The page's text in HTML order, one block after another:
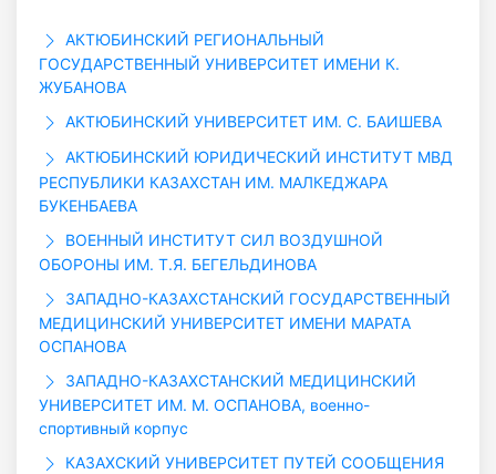
АКТЮБИНСКИЙ РЕГИОНАЛЬНЫЙ
ГОСУДАРСТВЕННЫЙ УНИВЕРСИТЕТ ИМЕНИ К.
ЖУБАНОВА
АКТЮБИНСКИЙ УНИВЕРСИТЕТ ИМ. С. БАИШЕВА
АКТЮБИНСКИЙ ЮРИДИЧЕСКИЙ ИНСТИТУТ МВД
РЕСПУБЛИКИ КАЗАХСТАН ИМ. МАЛКЕДЖАРА
БУКЕНБАЕВА
ВОЕННЫЙ ИНСТИТУТ СИЛ ВОЗДУШНОЙ
ОБОРОНЫ ИМ. Т.Я. БЕГЕЛЬДИНОВА
ЗАПАДНО-КАЗАХСТАНСКИЙ ГОСУДАРСТВЕННЫЙ
МЕДИЦИНСКИЙ УНИВЕРСИТЕТ ИМЕНИ МАРАТА
ОСПАНОВА
ЗАПАДНО-КАЗАХСТАНСКИЙ МЕДИЦИНСКИЙ
УНИВЕРСИТЕТ ИМ. М. ОСПАНОВА, военно-
спортивный корпус
КАЗАХСКИЙ УНИВЕРСИТЕТ ПУТЕЙ СООБЩЕНИЯ